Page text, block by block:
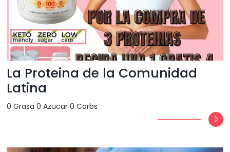
La Proteina de la Comunidad
Latina
0 Grasa 0 Azucar 0 Carbs